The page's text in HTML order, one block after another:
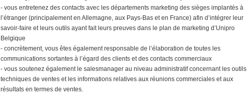
- vous entretenez des contacts avec les départements marketing des sièges implantés à
l’étranger (principalement en Allemagne, aux Pays-Bas et en France) afin d’intégrer leur
savoir-faire et leurs outils ayant fait leurs preuves dans le plan de marketing d’Unipro
Belgique
- concrètement, vous êtes également responsable de l’élaboration de toutes les
communications sortantes à l’égard des clients et des contacts commerciaux
- vous soutenez également le salesmanager au niveau administratif concernant les outils
techniques de ventes et les informations relatives aux réunions commerciales et aux
résultats en termes de ventes.